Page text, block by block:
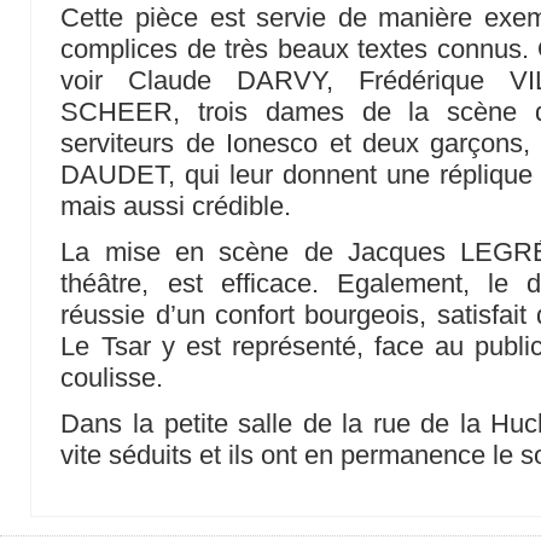
Cette pièce est servie de manière
complices de très beaux textes connus.
voir Claude DARVY, Frédérique
SCHEER, trois dames de la scène
serviteurs de Ionesco et deux
DAUDET, qui leur donnent une
mais aussi crédible.
La mise en scène de Jacques
théâtre, est efficace. Egalement, le
réussie d’un confort bourgeois,
Le Tsar y est représenté, face au
coulisse.
Dans la petite salle de la rue de la
vite séduits et ils ont en permanence le